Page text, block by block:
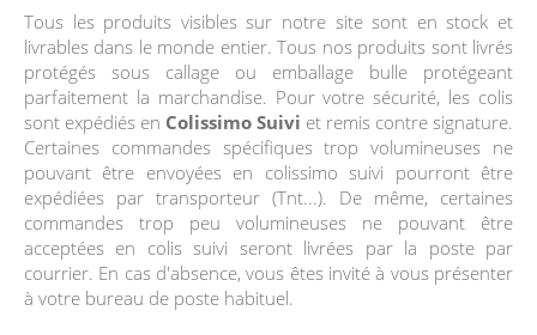
Tous les produits visibles sur notre site sont en stock et
livrables dans le monde entier. Tous nos produits sont livrés
protégés sous callage ou emballage bulle protégeant
parfaitement la marchandise. Pour votre sécurité, les colis
sont expédiés en Colissimo Suivi et remis contre signature.
Certaines commandes spécifiques trop volumineuses ne
pouvant être envoyées en colissimo suivi pourront être
expédiées par transporteur (Tnt...). De même, certaines
commandes trop peu volumineuses ne pouvant être
acceptées en colis suivi seront livrées par la poste par
courrier. En cas d'absence, vous êtes invité à vous présenter
à votre bureau de poste habituel.